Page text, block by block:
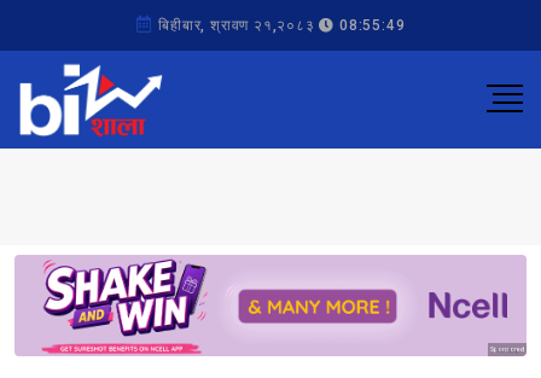
बिहीबार, श्रावण २१,२०८३ 08:55:49
Sponsored